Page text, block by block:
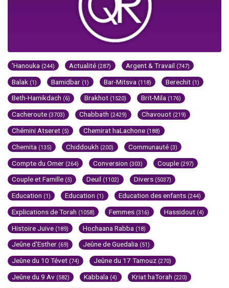
'Hanouka (244) Actualité (287) Argent & Travail (747)
Balak (1) Bamidbar (1) Bar-Mitsva (118) Berechit (1)
Beth-Hamikdach (6) Brakhot (1520) Brit-Mila (176)
Cacheroute (3703) Chabbath (2429) Chavouot (219)
Chémini Atseret (5) Chemirat haLachone (188)
Chemita (135) Chiddoukh (200) Communauté (3)
Compte du Omer (264) Conversion (303) Couple (297)
Couple et Famille (5) Deuil (1102) Divers (5037)
Education (1) Education (1) Education des enfants (244)
Explications de Torah (1058) Femmes (316) Hassidout (4)
Histoire Juive (189) Hochaana Rabba (18)
Jeûne d'Esther (69) Jeûne de Guedalia (51)
Jeûne du 10 Tévet (74) Jeûne du 17 Tamouz (270)
Jeûne du 9 Av (582) Kabbala (4) Kriat haTorah (220)